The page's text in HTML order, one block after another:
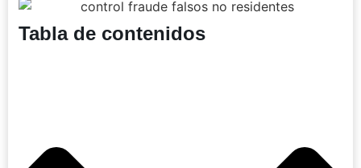
Tabla de contenidos